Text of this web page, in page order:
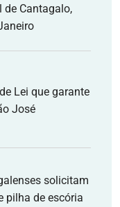
de Cantagalo,
Lei que garante
José
solicitam
pilha de escória